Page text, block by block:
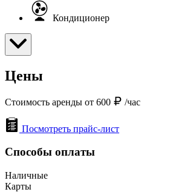
Кондиционер
Цены
Стоимость аренды от 600 /час
Посмотреть прайс-лист
Способы оплаты
Наличные
Карты